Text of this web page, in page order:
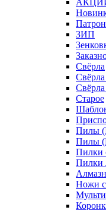
ЗИП
Свёрла
Старое
Пилы
Пилы
Пилки
Пилки
Ножи